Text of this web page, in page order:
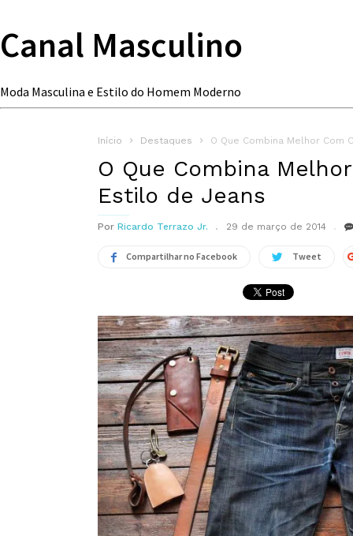
Canal Masculino
Moda Masculina e Estilo do Homem Moderno
Início Destaques O Que Combina Melhor Com
O Que Combina
Estilo de Jeans
Por Ricardo Terrazo Jr. 29 de março de 2014
Compartilhar no Facebook Tweet